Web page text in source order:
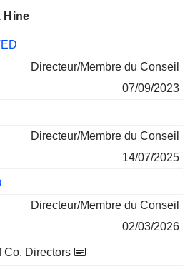
Hine
Directeur/Membre du Conseil
07/09/2023
Directeur/Membre du Conseil
14/07/2025
Directeur/Membre du Conseil
02/03/2026
Co. Directors